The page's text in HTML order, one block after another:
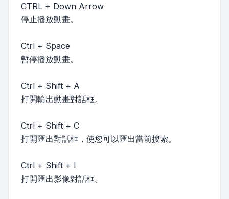
CTRL + Down Arrow
停止播放動畫。
Ctrl + Space
暫停播放動畫。
Ctrl + Shift + A
打開輸出動畫對話框。
Ctrl + Shift + C
打開匯出對話框，使您可以匯出當前搜索。
Ctrl + Shift + I
打開匯出影像對話框。